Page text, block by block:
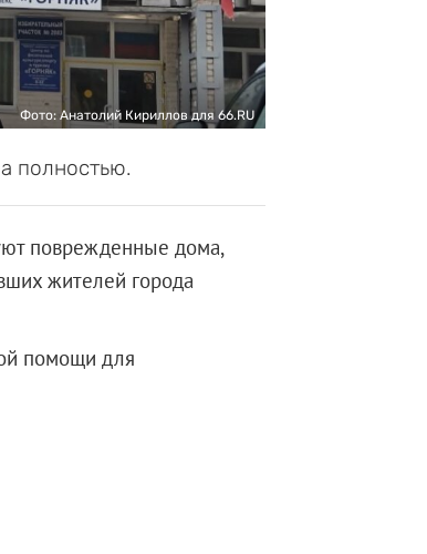
Фото: Анатолий Кириллов для 66.RU
полностью.
поврежденные дома,
жителей города
помощи для